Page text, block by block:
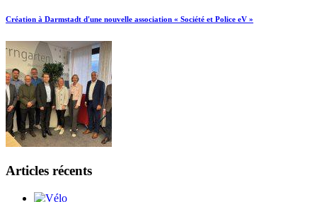
Création à Darmstadt d'une nouvelle association « Société et Police eV »
Articles récents